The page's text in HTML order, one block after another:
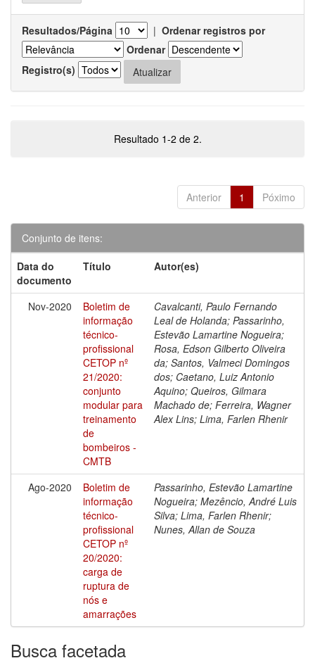
Resultados/Página | Ordenar registros por
Ordenar
Registro(s)
Resultado 1-2 de 2.
Anterior 1 Póximo
Conjunto de itens:
Data do
documento
Título Autor(es)
Nov-2020
Boletim de
informação
técnico-
profissional
CETOP nº
21/2020:
conjunto
modular para
treinamento
de
bombeiros -
CMTB
Cavalcanti, Paulo Fernando
Leal de Holanda; Passarinho,
Estevão Lamartine Nogueira;
Rosa, Edson Gilberto Oliveira
da; Santos, Valmeci Domingos
dos; Caetano, Luiz Antonio
Aquino; Queiros, Gilmara
Machado de; Ferreira, Wagner
Alex Lins; Lima, Farlen Rhenir
Ago-2020
Boletim de
informação
técnico-
profissional
CETOP nº
20/2020:
carga de
ruptura de
nós e
amarrações
Passarinho, Estevão Lamartine
Nogueira; Mezêncio, André Luis
Silva; Lima, Farlen Rhenir;
Nunes, Allan de Souza
Busca facetada